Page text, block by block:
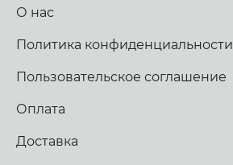
О нас
Политика конфиденциальности
Пользовательское соглашение
Оплата
Доставка